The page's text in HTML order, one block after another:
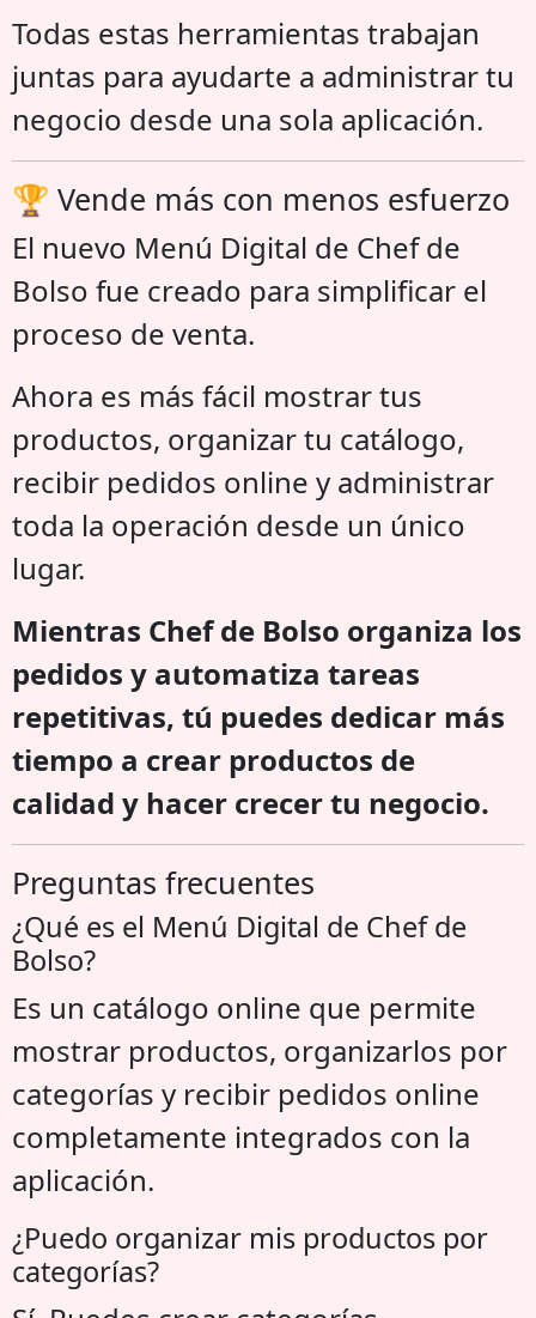
Todas estas herramientas trabajan
juntas para ayudarte a administrar tu
negocio desde una sola aplicación.
🏆 Vende más con menos esfuerzo
El nuevo Menú Digital de Chef de
Bolso fue creado para simplificar el
proceso de venta.
Ahora es más fácil mostrar tus
productos, organizar tu catálogo,
recibir pedidos online y administrar
toda la operación desde un único
lugar.
Mientras Chef de Bolso organiza los
pedidos y automatiza tareas
repetitivas, tú puedes dedicar más
tiempo a crear productos de
calidad y hacer crecer tu negocio.
Preguntas frecuentes
¿Qué es el Menú Digital de Chef de
Bolso?
Es un catálogo online que permite
mostrar productos, organizarlos por
categorías y recibir pedidos online
completamente integrados con la
aplicación.
¿Puedo organizar mis productos por
categorías?